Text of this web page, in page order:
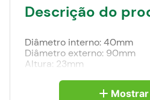
Descrição do
Diâmetro interno: 40mm
Diâmetro externo: 90mm
Altura: 23mm